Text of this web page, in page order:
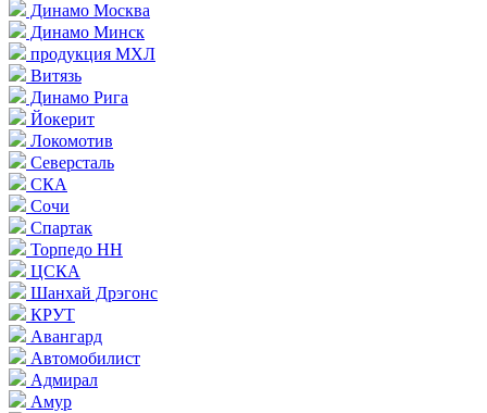
Динамо Москва
Динамо Минск
продукция МХЛ
Витязь
Динамо Рига
Йокерит
Локомотив
Северсталь
СКА
Сочи
Спартак
Торпедо НН
ЦСКА
Шанхай Дрэгонс
КРУТ
Авангард
Автомобилист
Адмирал
Амур